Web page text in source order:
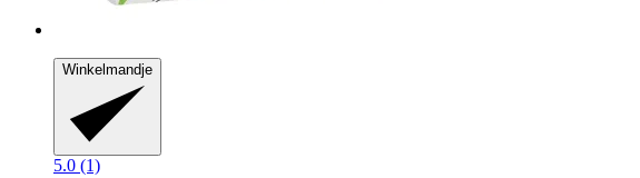
Winkelmandje
5.0 (1)